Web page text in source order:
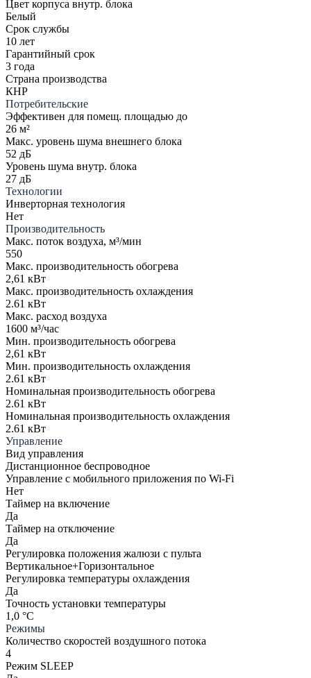
Цвет корпуса внутр. блока
Белый
Срок службы
10 лет
Гарантийный срок
3 года
Страна производства
КНР
Потребительские
Эффективен для помещ. площадью до
26 м²
Макс. уровень шума внешнего блока
52 дБ
Уровень шума внутр. блока
27 дБ
Технологии
Инверторная технология
Нет
Производительность
Макс. поток воздуха, м³/мин
550
Макс. производительность обогрева
2,61 кВт
Макс. производительность охлаждения
2.61 кВт
Макс. расход воздуха
1600 м³/час
Мин. производительность обогрева
2,61 кВт
Мин. производительность охлаждения
2.61 кВт
Номинальная производительность обогрева
2.61 кВт
Номинальная производительность охлаждения
2.61 кВт
Управление
Вид управления
Дистанционное беспроводное
Управление c мобильного приложения по Wi-Fi
Нет
Таймер на включение
Да
Таймер на отключение
Да
Регулировка положения жалюзи с пульта
Вертикальное+Горизонтальное
Регулировка температуры охлаждения
Да
Точность установки температуры
1,0 °С
Режимы
Количество скоростей воздушного потока
4
Режим SLEEP